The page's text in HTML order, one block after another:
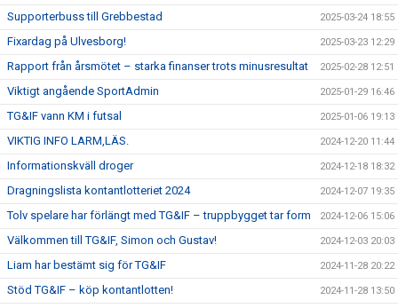
Supporterbuss till Grebbestad 2025-03-24 18:55
Fixardag på Ulvesborg! 2025-03-23 12:29
Rapport från årsmötet – starka finanser trots minusresultat 2025-02-28 12:51
Viktigt angående SportAdmin 2025-01-29 16:46
TG&IF vann KM i futsal 2025-01-06 19:13
VIKTIG INFO LARM,LÄS. 2024-12-20 11:44
Informationskväll droger 2024-12-18 18:32
Dragningslista kontantlotteriet 2024 2024-12-07 19:35
Tolv spelare har förlängt med TG&IF – truppbygget tar form 2024-12-06 15:06
Välkommen till TG&IF, Simon och Gustav! 2024-12-03 20:03
Liam har bestämt sig för TG&IF 2024-11-28 20:22
Stöd TG&IF – köp kontantlotten! 2024-11-28 13:50